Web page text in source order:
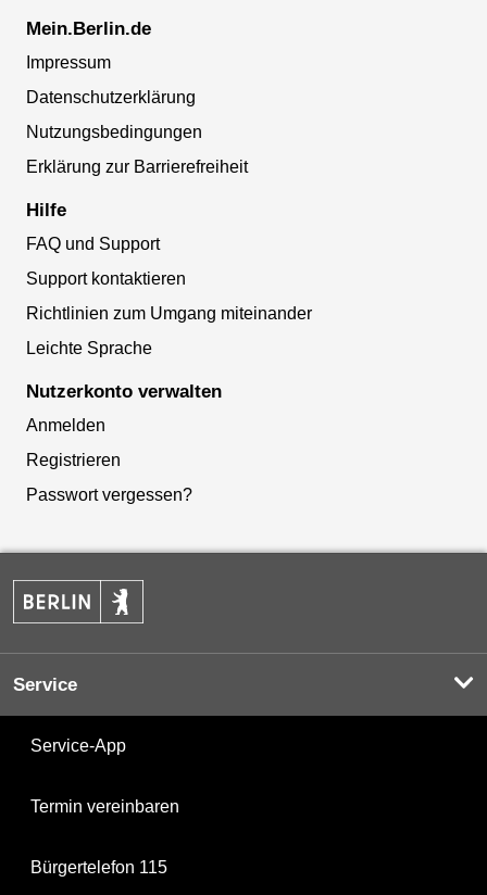
Mein.Berlin.de
Impressum
Datenschutzerklärung
Nutzungsbedingungen
Erklärung zur Barrierefreiheit
Hilfe
FAQ und Support
Support kontaktieren
Richtlinien zum Umgang miteinander
Leichte Sprache
Nutzerkonto verwalten
Anmelden
Registrieren
Passwort vergessen?
Service
Service-App
Termin vereinbaren
Bürgertelefon 115